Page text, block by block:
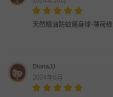
天然精油防蚊隨身球-薄荷綠
DionaJJ
2024年6月